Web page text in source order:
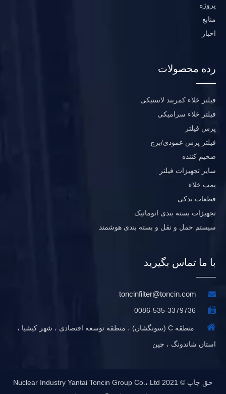
پروژه
منابع
اخبار
رده محصولات
فیلتر خلاء کمربند لاستیکی
فیلتر خلاء سرامیکی
پرس فیلتر
فیلتر پرس عمودی/برج
ضخیم کننده
سایر تجهیزات فیلتر
پمپ خلاء
قطعات یدکی
تجهیزات بسته بندی اتوماتیک
سیستم حمل و نقل و بسته بندی هوشمند
با ما تماس بگیرید

toncinfilter@toncin.com

0086-535-3379736

منطقه C (سونگشان) ، منطقه توسعه اقتصادی ، شهر کیشیا ،
استان شاندونگ ، چین
حق چاپ © 2021 Nuclear Industry Yantai Toncin Group Co.، Ltd